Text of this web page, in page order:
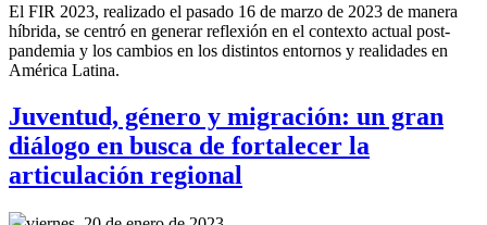
El FIR 2023, realizado el pasado 16 de marzo de 2023 de manera
híbrida, se centró en generar reflexión en el contexto actual post-
pandemia y los cambios en los distintos entornos y realidades en
América Latina.
Juventud, género y migración: un gran
diálogo en busca de fortalecer la
articulación regional